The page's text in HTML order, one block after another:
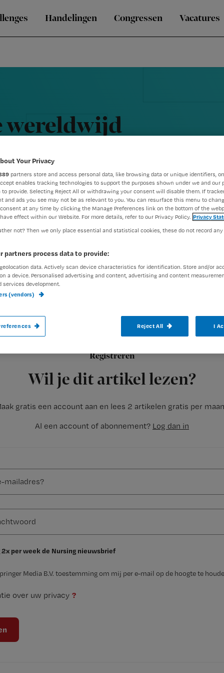
Handelingen Congressen Vacatures
Registreren
Wil je dit artikel lezen?
gratis een account aan en lees 2 artikelen gratis per
Al een account of abonnement? Log dan in
2x per week de Nursing nieuwsbrief
Media B.V. toestemming om mij per e-mail op de hoogte te
over uw privacy ?
De inhalatieinsuline (Exubera®) is per
gehaald.
De reden hiervoor is de beperkte acceptatie door patiënten
Your Privacy
partners store and access personal data, like browsing data or unique identifiers,
enables tracking technologies to support the purposes shown under we and our
to provide. Selecting Reject All or withdrawing your consent will disable them. If
and ads you see may not be as relevant to you. You can resurface this menu to
at any time by clicking the Manage Preferences link on the bottom of the
effect within our Website. For more details, refer to our Privacy Policy. Privacy
not? Then we only place essential and statistical cookies, these do not record
partners process data to provide:
data. Actively scan device characteristics for identification. Store and/or
a device. Personalised advertising and content, advertising and content
services development.
(vendors)
Reject All I